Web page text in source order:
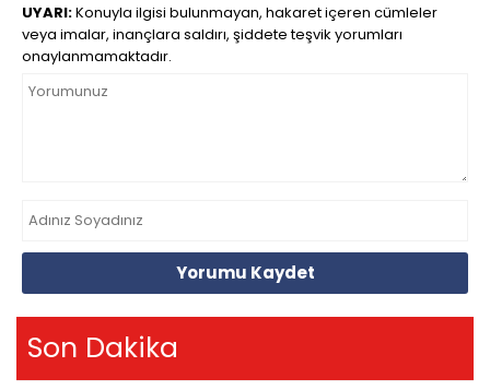
UYARI:Konuyla ilgisi bulunmayan, hakaret içeren cümleler
veya imalar, inançlara saldırı, şiddete teşvik yorumları
onaylanmamaktadır.
Yorumu Kaydet
Son Dakika